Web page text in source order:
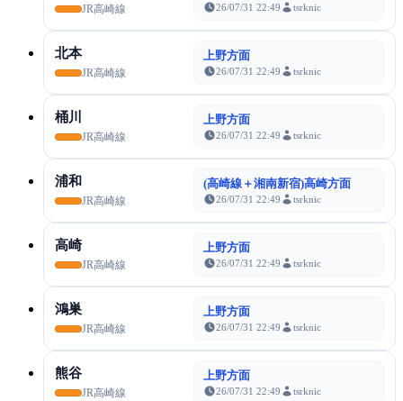
JR高崎線 26/07/31 22:49 tsrknic
北本
JR高崎線
上野方面
26/07/31 22:49 tsrknic
桶川
JR高崎線
上野方面
26/07/31 22:49 tsrknic
浦和
JR高崎線
(高崎線＋湘南新宿)高崎方面
26/07/31 22:49 tsrknic
高崎
JR高崎線
上野方面
26/07/31 22:49 tsrknic
鴻巣
JR高崎線
上野方面
26/07/31 22:49 tsrknic
熊谷
JR高崎線
上野方面
26/07/31 22:49 tsrknic